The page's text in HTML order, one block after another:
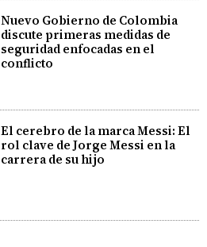
Nuevo Gobierno de Colombia
discute primeras medidas de
seguridad enfocadas en el
conflicto
El cerebro de la marca Messi: El
rol clave de Jorge Messi en la
carrera de su hijo